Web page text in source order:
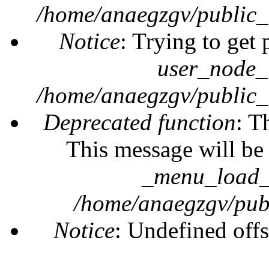
/home/anaegzgv/
Notice: Trying to get
/home/anaegzgv/
Deprecated function:
This message will
/home/anaegzgv/
Notice: Undefined